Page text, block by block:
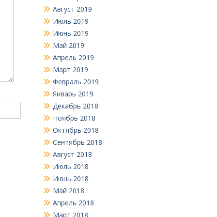
Август 2019
Июль 2019
Июнь 2019
Май 2019
Апрель 2019
Март 2019
Февраль 2019
Январь 2019
Декабрь 2018
Ноябрь 2018
Октябрь 2018
Сентябрь 2018
Август 2018
Июль 2018
Июнь 2018
Май 2018
Апрель 2018
Март 2018